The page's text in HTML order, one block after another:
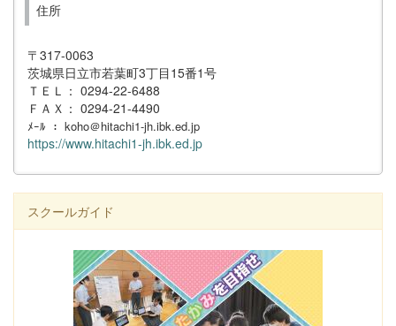
住所
〒317-0063
茨城県日立市若葉町3丁目15番1号
ＴＥＬ： 0294-22-6488
ＦＡＸ： 0294-21-4490
ﾒｰﾙ ： koho＠hitachi1-jh.ibk.ed.jp
https://www.hitachi1-jh.ibk.ed.jp
スクールガイド